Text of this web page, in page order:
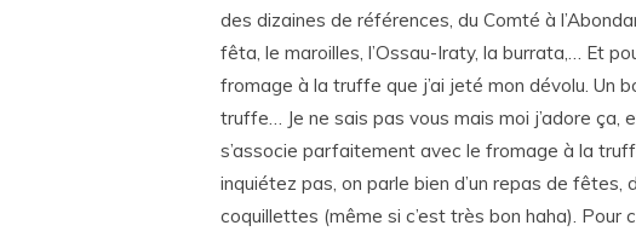
des dizaines de références, du Comté à
fêta, le maroilles, l’Ossau-Iraty, la burrata,… Et
fromage à la truffe que j’ai jeté mon dévolu. Un
truffe… Je ne sais pas vous mais moi j’adore ça,
s’associe parfaitement avec le fromage à la
inquiétez pas, on parle bien d’un repas de
coquillettes (même si c’est très bon haha).